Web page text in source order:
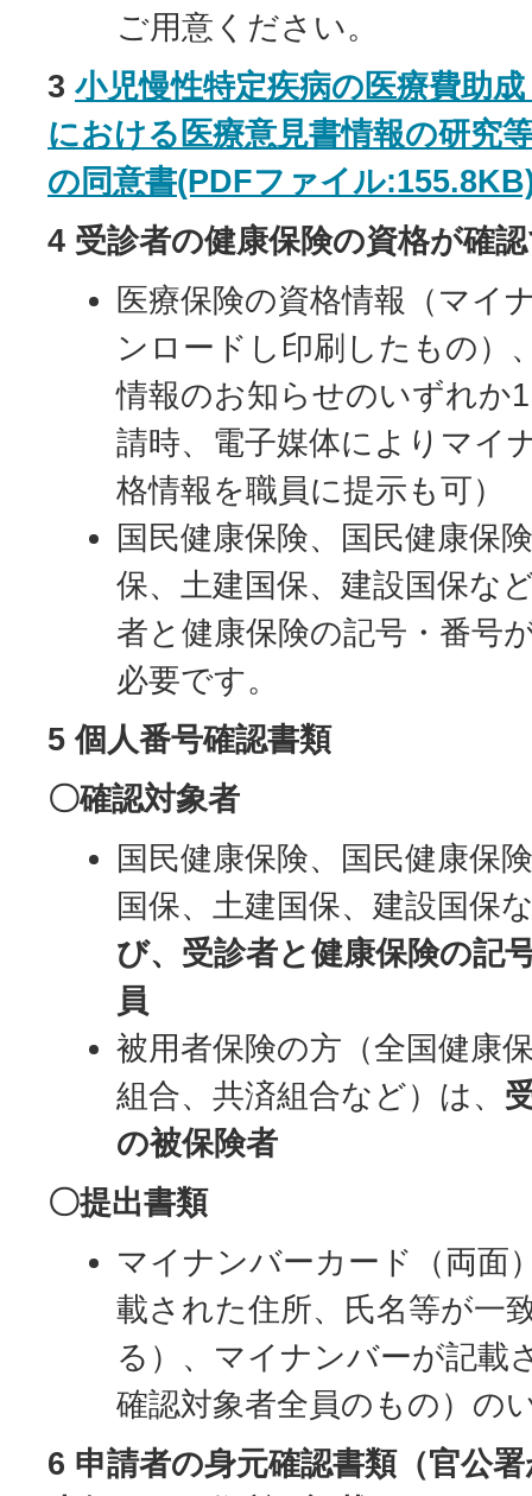
ご用意ください。
3 小児慢性特定疾病の医療費助
における医療意見書情報の研究
の同意書(PDFファイル
4 受診者の健康保険の資格が確
医療保険の資格情報（マイ
ンロードし印刷したもの）
情報のお知らせのいずれか
請時、電子媒体によりマイ
格情報を職員に提示も可）
国民健康保険、国民健康保
保、土建国保、建設国保な
者と健康保険の記号・番号
必要です。
5 個人番号確認書類
〇確認対象者
国民健康保険、国民健康保
国保、土建国保、建設国保
び、受診者と健康保険の記
員
被用者保険の方（全国健康
組合、共済組合など）は、
の被保険者
〇提出書類
マイナンバーカード（両面
載された住所、氏名等が一
る）、マイナンバーが記載
確認対象者全員のもの）の
6 申請者の身元確認書類（官公